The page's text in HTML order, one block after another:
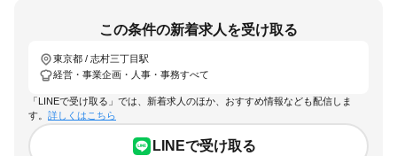
この条件の新着求人を受け取る
東京都 / 志村三丁目駅
経営・事業企画・人事・事務すべて
「LINEで受け取る」では、新着求人のほか、おすすめ情報なども配信しま
す。 詳しくはこちら
LINEで受け取る